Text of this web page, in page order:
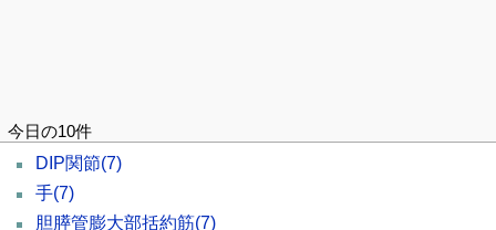
今日の10件
DIP関節(7)
手(7)
胆膵管膨大部括約筋(7)